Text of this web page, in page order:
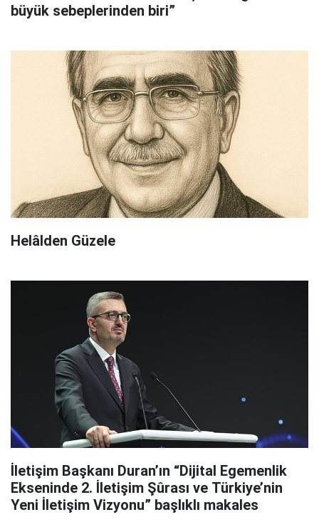
büyük sebeplerinden biri”
Helâlden Güzele
İletişim Başkanı Duran’ın “Dijital Egemenlik
Ekseninde 2. İletişim Şûrası ve Türkiye’nin
Yeni İletişim Vizyonu” başlıklı makales